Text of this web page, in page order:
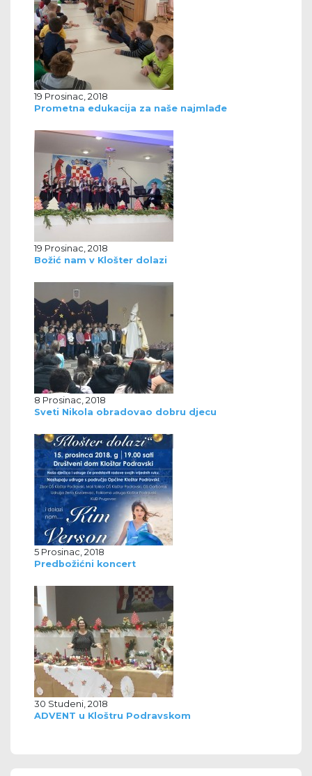
19 Prosinac, 2018
Prometna edukacija za naše najmlađe
19 Prosinac, 2018
Božić nam v Klošter dolazi
8 Prosinac, 2018
Sveti Nikola obradovao dobru djecu
5 Prosinac, 2018
Predbožićni koncert
30 Studeni, 2018
ADVENT u Kloštru Podravskom